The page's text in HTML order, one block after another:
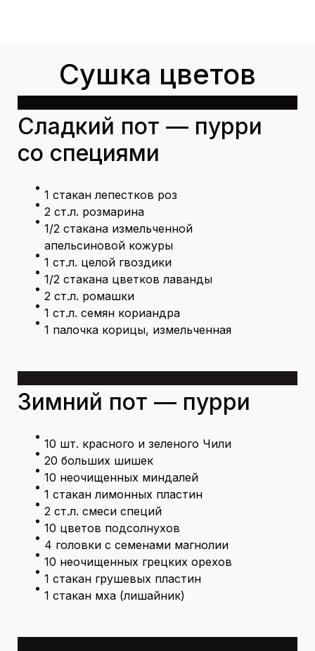
Сушка цветов
Сладкий пот — пурри
со специями
1 стакан лепестков роз
2 ст.л. розмарина
1/2 стакана измельченной
апельсиновой кожуры
1 ст.л. целой гвоздики
1/2 стакана цветков лаванды
2 ст.л. ромашки
1 ст.л. семян кориандра
1 палочка корицы, измельченная
Зимний пот — пурри
10 шт. красного и зеленого Чили
20 больших шишек
10 неочищенных миндалей
1 стакан лимонных пластин
2 ст.л. смеси специй
10 цветов подсолнухов
4 головки с семенами магнолии
10 неочищенных грецких орехов
1 стакан грушевых пластин
1 стакан мха (лишайник)